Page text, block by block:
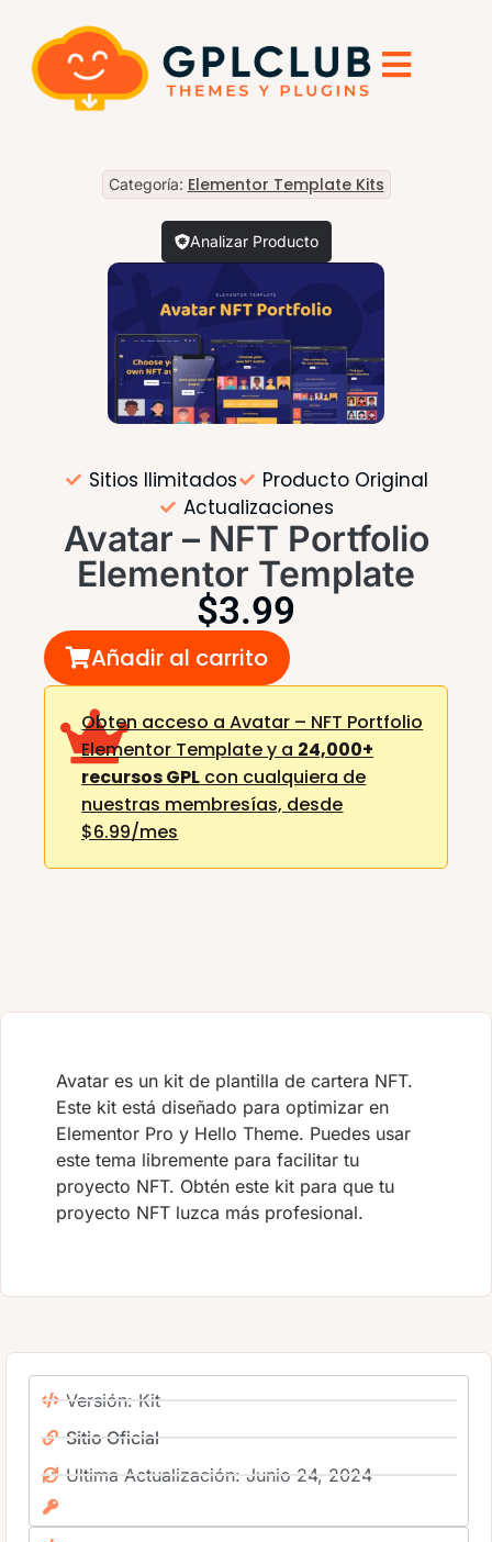
Categoría: Elementor Template Kits
Analizar Producto
Sitios Ilimitados
Producto Original
Actualizaciones
Avatar – NFT Portfolio
Elementor Template
$3.99
Añadir al carrito
Obten acceso a Avatar – NFT Portfolio
Elementor Template y a 24,000+
recursos GPL con cualquiera de
nuestras membresías, desde
$6.99/mes
Avatar es un kit de plantilla de cartera NFT.
Este kit está diseñado para optimizar en
Elementor Pro y Hello Theme. Puedes usar
este tema libremente para facilitar tu
proyecto NFT. Obtén este kit para que tu
proyecto NFT luzca más profesional.
Versión: Kit
Sitio Oficial
Ultima Actualización: Junio 24, 2024